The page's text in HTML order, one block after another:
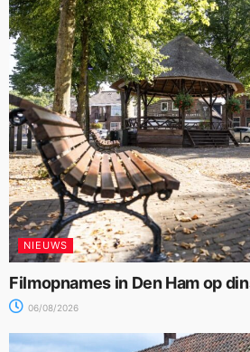
NIEUWS
Filmopnames in Den Ham op
06/08/2026